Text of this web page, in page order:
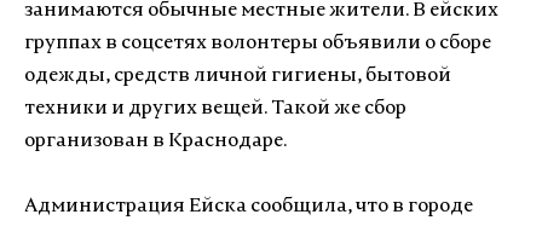
занимаются обычные местные жители. В ейских
группах в соцсетях волонтеры объявили о сборе
одежды, средств личной гигиены, бытовой
техники и других вещей. Такой же сбор
организован в Краснодаре.
Администрация Ейска сообщила, что в городе